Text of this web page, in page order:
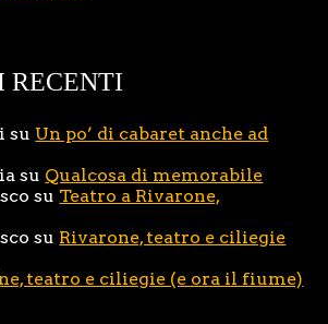
RECENTI
su Un po’ di cabaret anche ad
su Qualcosa di memorabile
su Teatro a Rivarone,
su Rivarone, teatro e ciliegie
teatro e ciliegie (e ora il fiume)